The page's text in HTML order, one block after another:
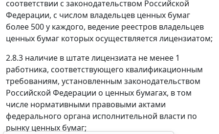
соответствии с законодательством Российской
Федерации, с числом владельцев ценных бумаг
более 500 у каждого, ведение реестров владельцев
ценных бумаг которых осуществляется лицензиатом;
2.8.3 наличие в штате лицензиата не менее 1
работника, соответствующего квалификационным
требованиям, установленным законодательством
Российской Федерации о ценных бумагах, в том
числе нормативными правовыми актами
федерального органа исполнительной власти по
рынку ценных бумаг;